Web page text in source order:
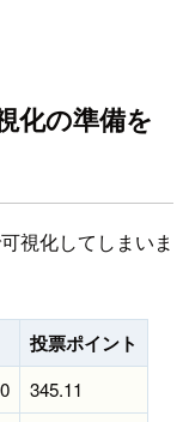
化の準備を
視化してしまいま
投票ポイント
345.11